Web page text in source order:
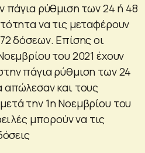
πάγια ρύθμιση των 24 ή 48
να τις μεταφέρουν
δόσεων. Επίσης οι
του 2021 έχουν
πάγια ρύθμιση των 24
απώλεσαν και τους
την 1η Νοεμβρίου του
μπορούν να τις